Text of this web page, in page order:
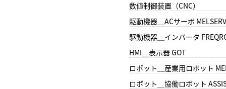
数値制御装置（CNC）
駆動機器＿ACサーボ
駆動機器＿インバータ
HMI＿表示器 GOT
ロボット＿産業用ロボット
ロボット＿協働ロボット